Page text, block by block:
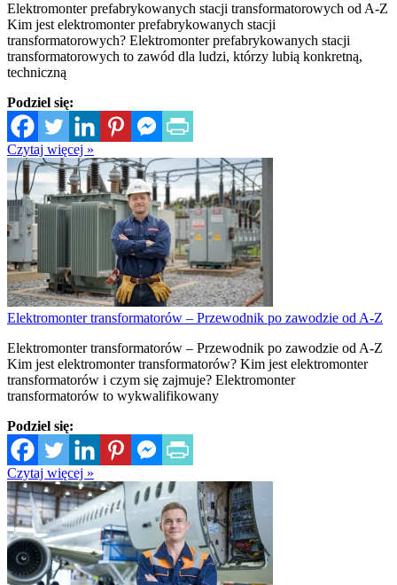
Elektromonter prefabrykowanych stacji transformatorowych od A-Z
Kim jest elektromonter prefabrykowanych stacji
transformatorowych? Elektromonter prefabrykowanych stacji
transformatorowych to zawód dla ludzi, którzy lubią konkretną,
techniczną
Podziel się:
Czytaj więcej »
Elektromonter transformatorów – Przewodnik po zawodzie od A-Z
Elektromonter transformatorów – Przewodnik po zawodzie od A-Z
Kim jest elektromonter transformatorów? Kim jest elektromonter
transformatorów i czym się zajmuje? Elektromonter
transformatorów to wykwalifikowany
Podziel się:
Czytaj więcej »